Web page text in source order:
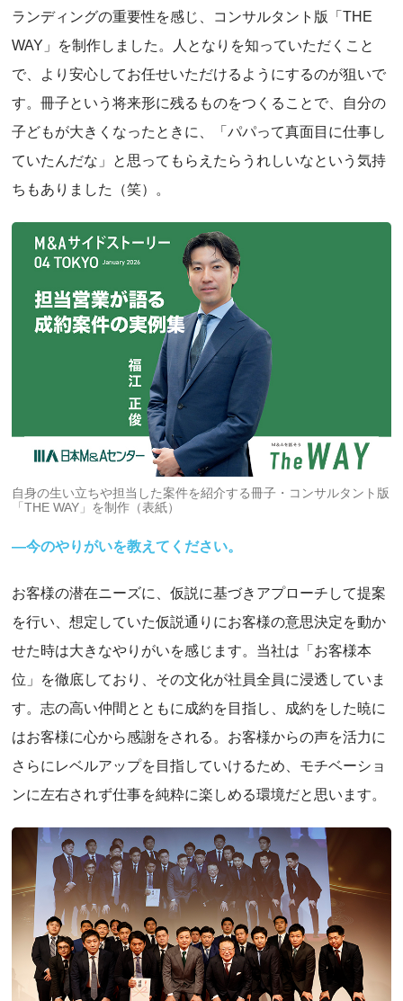
ランディングの重要性を感じ、コンサルタント版「THE
WAY」を制作しました。人となりを知っていただくこと
で、より安心してお任せいただけるようにするのが狙いで
す。冊子という将来形に残るものをつくることで、自分の
子どもが大きくなったときに、「パパって真面目に仕事し
ていたんだな」と思ってもらえたらうれしいなという気持
ちもありました（笑）。
自身の生い立ちや担当した案件を紹介する冊子・コンサルタント版
「THE WAY」を制作（表紙）
―今のやりがいを教えてください。
お客様の潜在ニーズに、仮説に基づきアプローチして提案
を行い、想定していた仮説通りにお客様の意思決定を動か
せた時は大きなやりがいを感じます。当社は「お客様本
位」を徹底しており、その文化が社員全員に浸透していま
す。志の高い仲間とともに成約を目指し、成約をした暁に
はお客様に心から感謝をされる。お客様からの声を活力に
さらにレベルアップを目指していけるため、モチベーショ
ンに左右されず仕事を純粋に楽しめる環境だと思います。